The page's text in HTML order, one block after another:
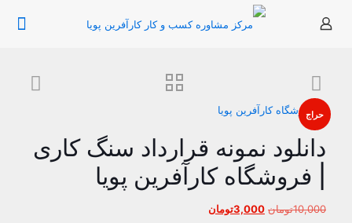
حراج
دانلود نمونه قرارداد سنگ کاری
| فروشگاه کارآفرین پویا
10,000تومان قیمت
3,000تومان